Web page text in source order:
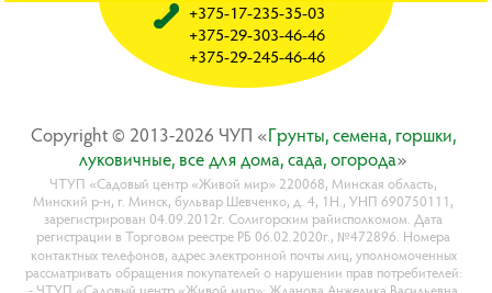
Copyright © 2013-2026 ЧУП «Гpyнты, ceмeнa, гopшки,
лyкoвичныe, вce для дoмa, caдa, oгopoдa»
ЧТУП «Садовый центр «Живой мир» 220068, Минская область,
Минский р-н, г. Минск, бульвар Шевченко, д. 4, 1Н., УНП 690750111,
зарегистрирован 04.09.2012г. Солигорским райисполкомом. Дата
регистрации в Торговом реестре РБ 06.02.2020г., №472896. Номера
контактных телефонов, адрес электронной почты лиц, уполномоченных
рассматривать обращения покупателей о нарушении прав потребителей:
+375-17-235-35-03
+375-29-303-46-46
+375-29-245-46-46